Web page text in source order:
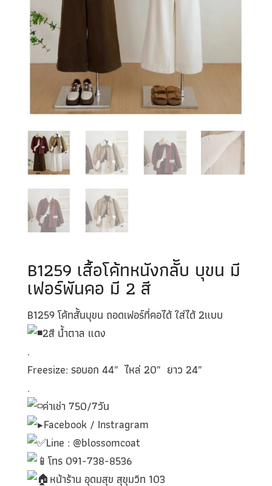
B1259 เสื้อโค้ทหนังกลัับ บุขน มี
เฟอร์พันคอ มี 2 สี
B1259 โค้ทสั้นบุขน ถอดเฟอร์ที่คอได้ ใส่ได้ 2แบบ
2สี น้ำตาล แดง
.
Freesize: รอบอก 44″ ไหล่ 20″ ยาว 24″
.
ค่าเช่า 750/7วัน
Facebook / Instragram
Line : @blossomcoat
โทร 091-738-8536
หน้าร้าน อุดมสุข สุขุมวิท 103